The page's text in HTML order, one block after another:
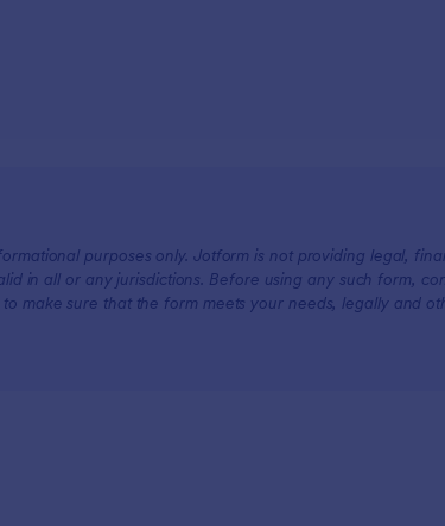
purposes only. Jotform is not providing legal,
in all or any jurisdictions. Before using any such form,
make sure that the form meets your needs, legally and